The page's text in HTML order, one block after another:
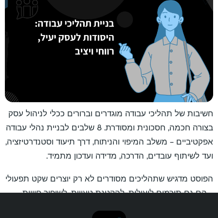
חשיבות של תהליכי עבודה מוגדרים וברורים ככלי לניהול עסק
בצורה חכמה, חסכונית ומסודרת. 8 שלבים לבניית נהלי עבודה
אפקטיביים – משלב המיפוי והניתוח, דרך תיעוד וסטנדרטיזציה,
ועד לשיתוף עובדים, הדרכה, מדידה ועדכון מתמיד.
הפוסט מדגיש שתהליכים מסודרים לא רק יוצרים שקט תפעולי
– הם גם תורמים ליעילות, להקטנת טעויות, לשיפור חוויית